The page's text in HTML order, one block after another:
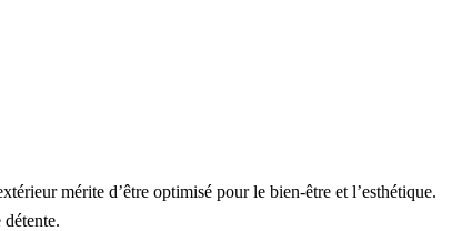
mérite d’être optimisé pour le bien-être et l’esthétique.